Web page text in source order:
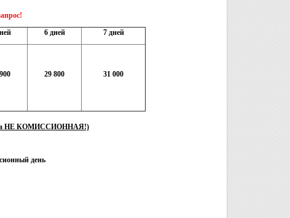
6 дней 7 дней
29 800 31 000
НЕ КОМИССИОННАЯ!)
день